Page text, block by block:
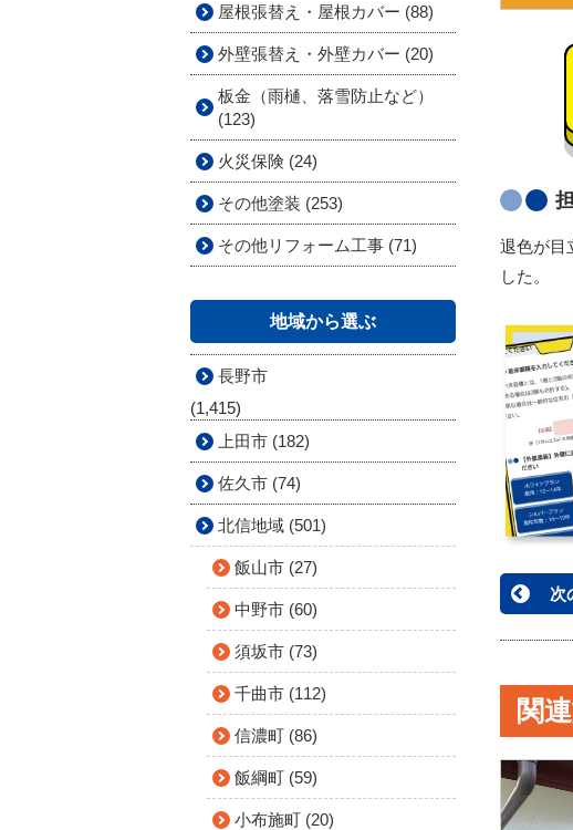
退色が目
した。
次
関
屋根張替え・屋根カバー (88)
外壁張替え・外壁カバー (20)
板金（雨樋、落雪防止など）
(123)
火災保険 (24)
その他塗装 (253)
その他リフォーム工事 (71)
地域から選ぶ
長野市
(1,415)
上田市 (182)
佐久市 (74)
北信地域 (501)
飯山市 (27)
中野市 (60)
須坂市 (73)
千曲市 (112)
信濃町 (86)
飯綱町 (59)
小布施町 (20)